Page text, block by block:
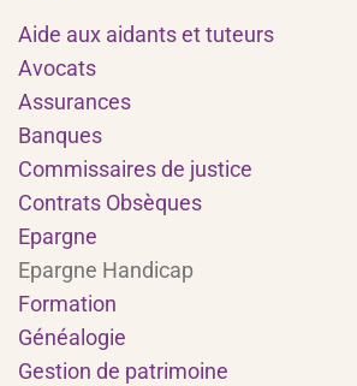
Aide aux aidants et tuteurs
Avocats
Assurances
Banques
Commissaires de justice
Contrats Obsèques
Epargne
Epargne Handicap
Formation
Généalogie
Gestion de patrimoine